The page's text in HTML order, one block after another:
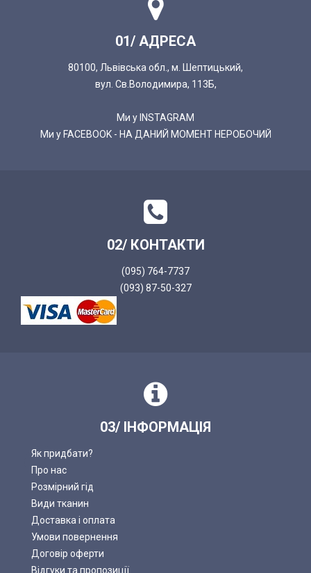
01/ АДРЕСА
80100, Львівська обл., м. Шептицький,
вул. Св.Володимира, 113Б,
Ми у INSTAGRAM
Ми у FACEBOOK - НА ДАНИЙ МОМЕНТ НЕРОБОЧИЙ
02/ КОНТАКТИ
(095) 764-7737
(093) 87-50-327
03/ ІНФОРМАЦІЯ
Як придбати?
Про нас
Розмірний гід
Види тканин
Доставка і оплата
Умови повернення
Договір оферти
Відгуки та пропозиції